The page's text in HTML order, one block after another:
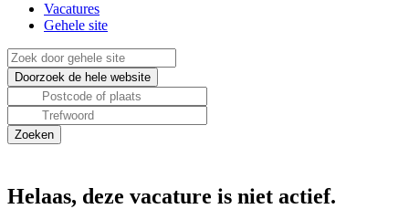
Vacatures
Gehele site
Helaas, deze vacature is niet actief.